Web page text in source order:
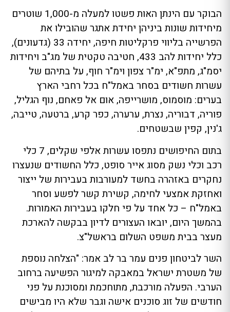
הבוקר עם הינתן האות פשטו למעלה מ-1,000 שוטרים
מיחידות שונות ביניהן יחידת אתגר שהובילו את
הפרשייה בליווי פרקליטות חיפה, יחידה 33 (גדעונים),
כלל יחידות להב 433, חטיבה טקטית של מג"ב ויחידות
יסמ"ג, מתפ"א, ימ"ר צפון וימ"ר חוף, על בתיהם של
עשרות חשודים בסחר באמל"ח בכל רחבי הארץ
בערים: מוסמוס, מושרייפה, אום אל פאחם, נוף הגליל,
פוריה, דבוריה, נצרת, ערערה, כפר קרע, ברטעה, טייבה,
ג'נין, קפין שבשטחים.
בתום החיפושים נתפסו עשרות אלפי שקלים, 7 כלי
רכב וכלי נשק מסוג אייר סופט, כלל החשודים שנעצרו
נחקרים באזהרה בחשד למעורבות בעבירות של ייצור
ואחזקת אמצעי לחימה, קשירת קשר לפשע וסחר
באמל"ח – כל אחד על פי חלקו בעבירות האמורות.
בהמשך היום, יובאו העצורים לדיון בבקשה להארכת
מעצר בבית משפט השלום בראשל"צ.
השר לביטחון פנים עמר בר לב אמר: "הצלחה נוספת
של משטרת ישראל במאבקה למיגור הפשיעה ברחוב
הערבי. הפעלה מורכבת, מתוחכמת ומסוכנת על פני
חודשים של זוג סוכנים אישה וגבר שלא היו מבישים